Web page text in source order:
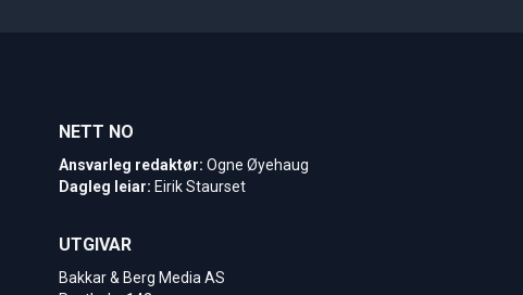
NETT NO
Ansvarleg redaktør: Ogne Øyehaug
Dagleg leiar: Eirik Staurset
UTGIVAR
Bakkar & Berg Media AS